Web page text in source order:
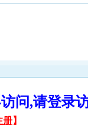
访问,请登
册】